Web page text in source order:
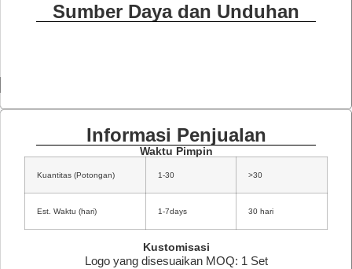
Sumber Daya dan Unduhan
Informasi Penjualan
Waktu Pimpin
Kuantitas (Potongan) 1-30 >30
Est. Waktu (hari) 1-7days 30 hari
Kustomisasi
Logo yang disesuaikan MOQ: 1 Set